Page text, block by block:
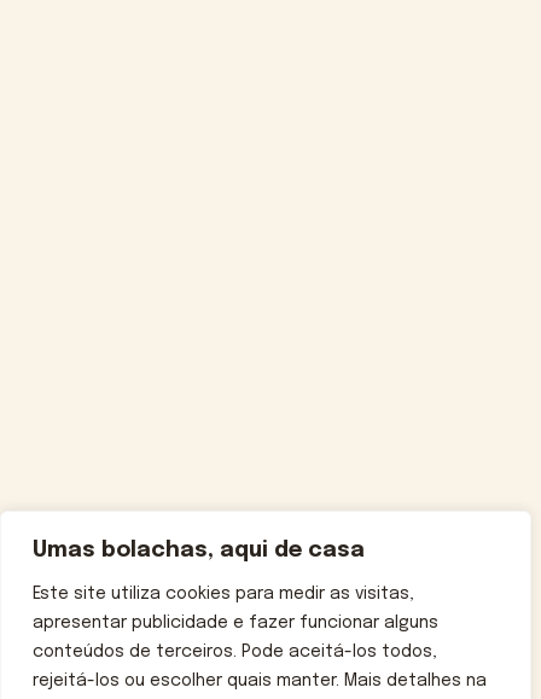
Umas bolachas, aqui de casa
Este site utiliza cookies para medir as visitas,
apresentar publicidade e fazer funcionar alguns
conteúdos de terceiros. Pode aceitá-los todos,
rejeitá-los ou escolher quais manter. Mais detalhes na